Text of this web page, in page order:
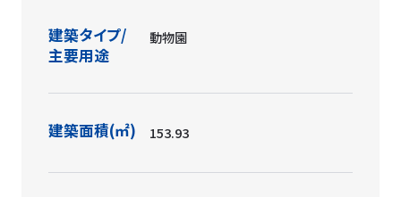
建築タイプ/
主要用途
動物園
建築面積(㎡) 153.93